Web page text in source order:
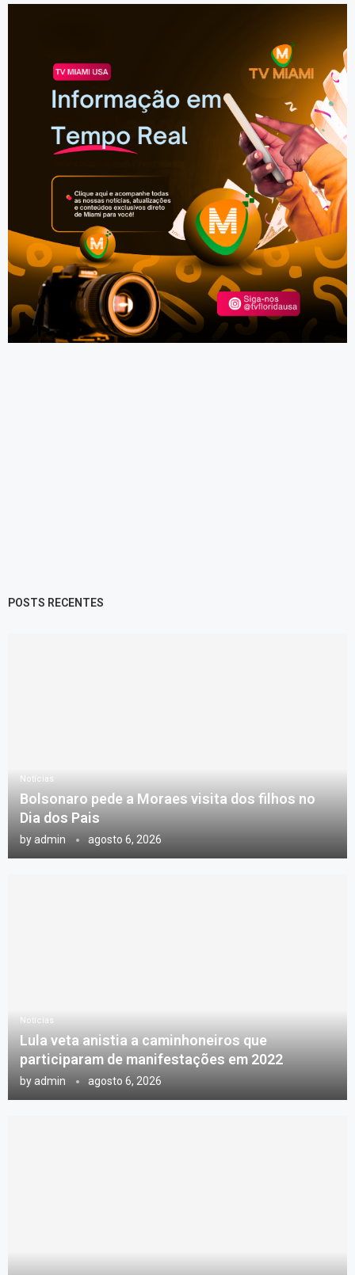
POSTS RECENTES
Notícias
Bolsonaro pede a Moraes visita dos filhos no
Dia dos Pais
by admin agosto 6, 2026
Notícias
Lula veta anistia a caminhoneiros que
participaram de manifestações em 2022
by admin agosto 6, 2026